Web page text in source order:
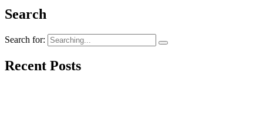
Search
Search for:
Recent Posts